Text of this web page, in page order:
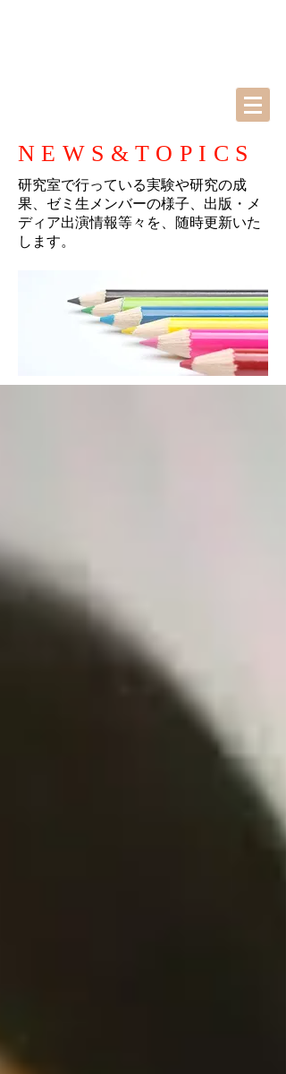
NEWS&TOPICS
研究室で行っている実験や研究の成
果、ゼミ生メンバーの様子、出版・メ
ディア出演情報等々を、随時更新いた
します。